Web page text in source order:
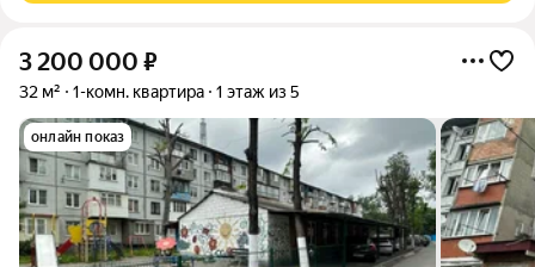
3 200 000 ₽
32 м² 1-комн. квартира 1 этаж из 5
онлайн показ